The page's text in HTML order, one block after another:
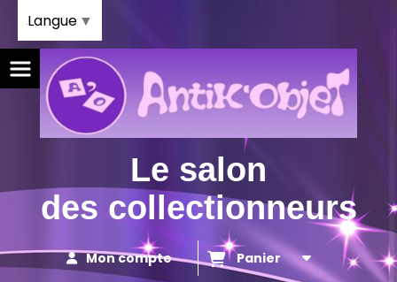
Le salon
des collectionneurs
Mon compte Panier
Langue ▼